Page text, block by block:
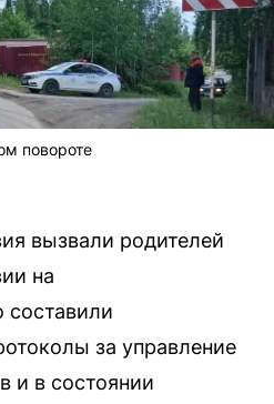
повороте
вызвали родителей
на
составили
за управление
и в состоянии